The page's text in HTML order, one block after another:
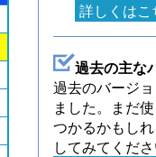
詳しくはこ
過去の主な
過去のバージ
ました。まだ
つかるかもし
してみてくださ